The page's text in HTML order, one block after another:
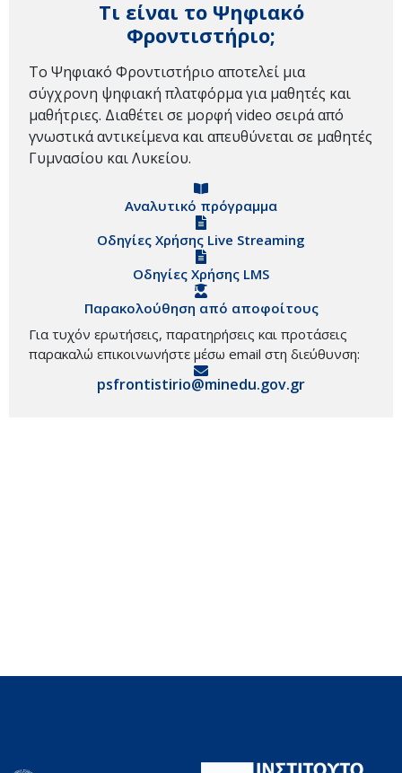
Τι είναι το Ψηφιακό
Φροντιστήριο;
Το Ψηφιακό Φροντιστήριο αποτελεί μια
σύγχρονη ψηφιακή πλατφόρμα για μαθητές και
μαθήτριες. Διαθέτει σε μορφή video σειρά από
γνωστικά αντικείμενα και απευθύνεται σε μαθητές
Γυμνασίου και Λυκείου.
Αναλυτικό πρόγραμμα
Οδηγίες Χρήσης Live Streaming
Οδηγίες Χρήσης LMS
Παρακολούθηση από αποφοίτους
Για τυχόν ερωτήσεις, παρατηρήσεις και προτάσεις
παρακαλώ επικοινωνήστε μέσω email στη διεύθυνση:
psfrontistirio@minedu.gov.gr